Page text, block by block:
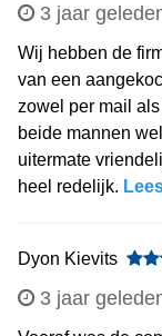
3 jaar
Wij hebben de
van een
zowel per mail
beide mannen
uitermate
heel redelijk.
Dyon Kievits
3 jaar